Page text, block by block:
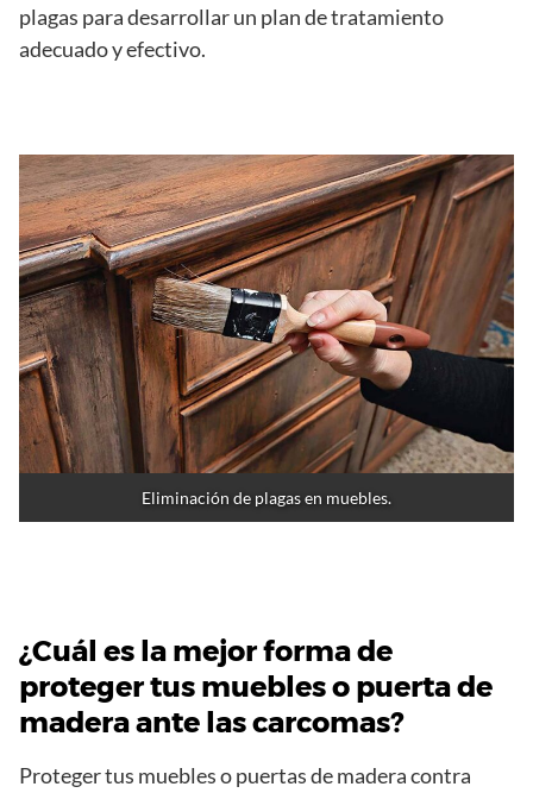
plagas para desarrollar un plan de tratamiento
adecuado y efectivo.
Eliminación de plagas en muebles.
¿Cuál es la mejor forma de
proteger tus muebles o puerta de
madera ante las carcomas?
Proteger tus muebles o puertas de madera contra